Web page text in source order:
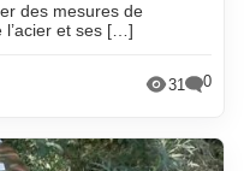
des mesures de
l’acier et ses […]
31 0